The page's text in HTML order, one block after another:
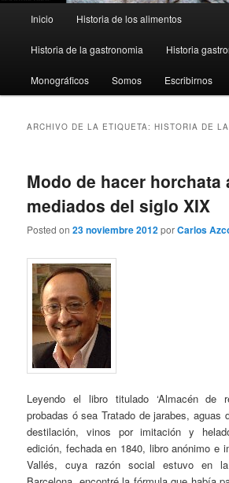
principal
Inicio Historia de los alimentos
Historia de la gastronomia Historia
Monográficos Somos Escribirnos
ARCHIVO DE LA ETIQUETA:HISTORIA DE
Modo de hacer horchata
mediados del siglo XIX
Posted on23 noviembre 2012porCarlos
Leyendo el libro titulado ‘Almacén de
probadas ó sea Tratado de jarabes, aguas
destilación, vinos por imitación y
edición, fechada en 1840, libro anónimo e
Vallés, cuya razón social estuvo en